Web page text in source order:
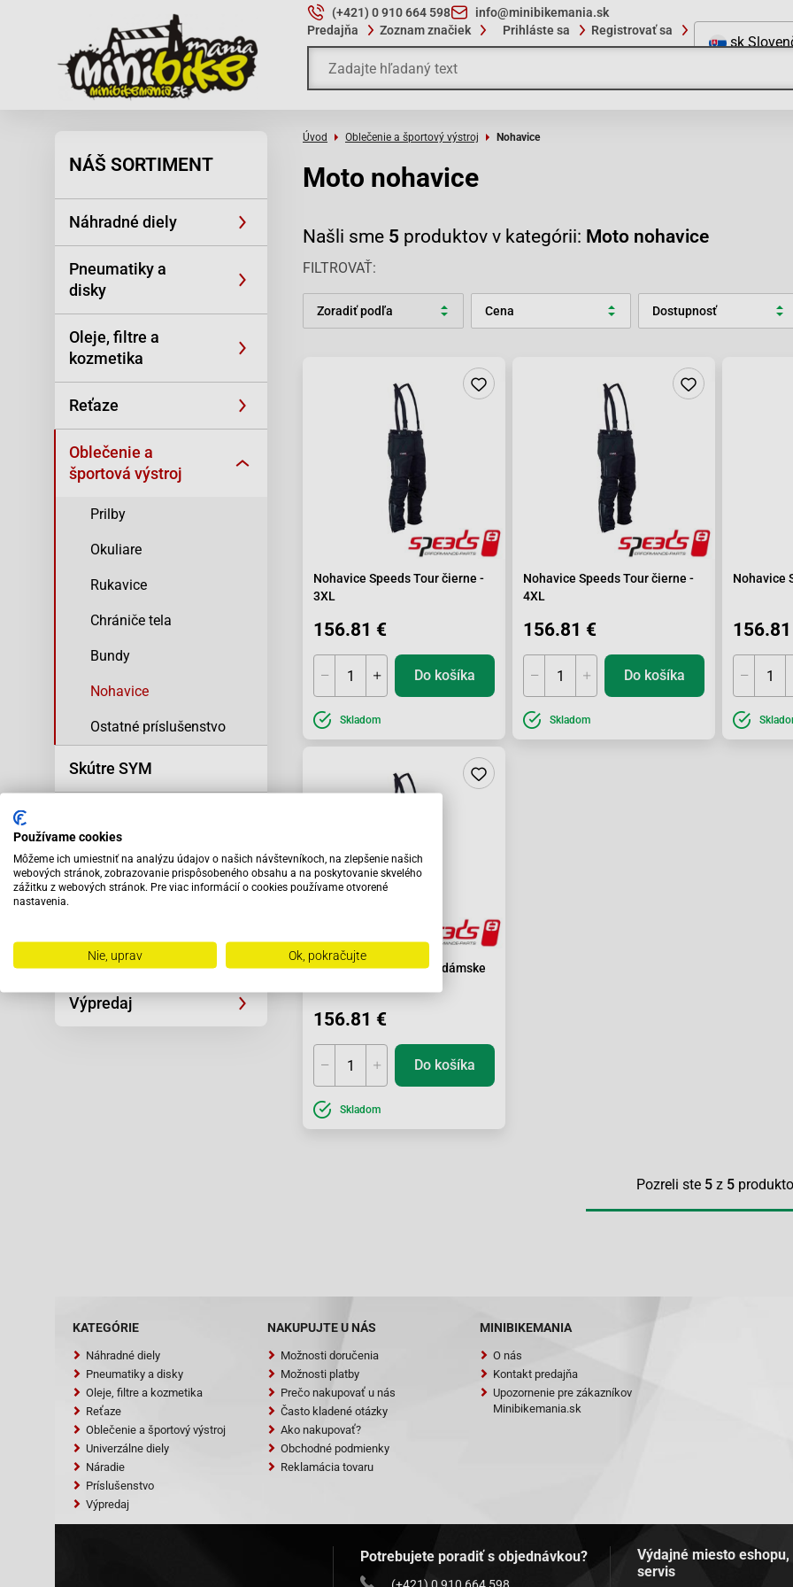
(+421) 0 910 664 598
info@minibikemania.sk
Predajňa
Zoznam značiek Prihláste sa Registrovať sa
sk
NÁŠ SORTIMENT
Náhradné diely
Pneumatiky a
disky
Oleje, filtre a
kozmetika
Reťaze
Oblečenie a
športová výstroj
Prilby
Okuliare
Rukavice
Chrániče tela
Bundy
Nohavice
Ostatné príslušenstvo
Skútre SYM
Univerzálne diely
Príslušenstvo
Výpredaj
Úvod Oblečenie a športový výstroj Nohavice
Moto nohavice
Našli sme 5 produktov v kategórii: Moto nohavice
FILTROVAŤ
Zoradiť podľa Cena Dostupnosť
Nohavice Speeds Tour čierne -
3XL
156.81 €
Do košíka
Skladom
Nohavice Speeds Tour čierne -
4XL
156.81 €
Do košíka
Skladom
Nohavice
Nohavice Speeds Tour dámske
156.81 €
Do košíka
Skladom
Pozreli ste 5 z 5
KATEGÓRIE
Náhradné diely
Pneumatiky a disky
Oleje, filtre a kozmetika
Reťaze
Oblečenie a športový výstroj
Univerzálne diely
Náradie
Príslušenstvo
Výpredaj
NAKUPUJTE U NÁS
Možnosti doručenia
Možnosti platby
Prečo nakupovať u nás
Často kladené otázky
Ako nakupovať?
Obchodné podmienky
Reklamácia tovaru
MINIBIKEMANIA
O nás
Kontakt predajňa
Upozornenie pre zákazníkov
Minibikemania.sk
Potrebujete poradiť s objednávkou?
Výdajné miesto
servis
Používame cookies
Môžeme ich umiestniť na analýzu údajov o našich návštevníkoch, na zlepšenie našich
webových stránok, zobrazovanie prispôsobeného obsahu a na poskytovanie skvelého
zážitku z webových stránok. Pre viac informácií o cookies používame otvorené
nastavenia.
Nie, uprav Ok, pokračujte